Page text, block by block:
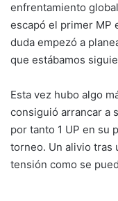
enfrentamiento
escapó el primer MP
duda empezó a
que estábamos
Esta vez hubo algo
consiguió arrancar a
por tanto 1 UP en su
torneo. Un alivio tras
tensión como se